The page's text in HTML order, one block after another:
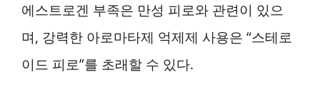
에스트로겐 부족은 만성 피로와 관련이 있으
며, 강력한 아로마타제 억제제 사용은 “스테로
이드 피로”를 초래할 수 있다.